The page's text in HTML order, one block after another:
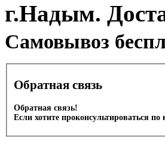
г.Надым.
Cамовывоз
Обратная связь
Обратная связь!
Если хотите проконсультироваться